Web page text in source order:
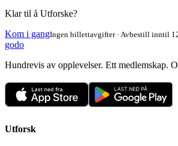
Klar til å Utforske?
Kom i gangIngen billettavgifter · Avbestill inntil
godo
Hundrevis av opplevelser. Ett medlemskap.
Utforsk